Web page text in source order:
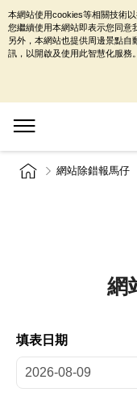
網站除錯報馬仔
網
填表日期
本網站使用cookies等相關技術
您繼續使用本網站即表示您同意
另外，本網站也提供周邊景點自
訊，以開啟及使用此智慧化服務。